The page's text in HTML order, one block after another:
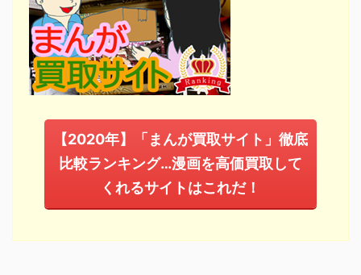
【2020年】「まんが買取サイト」徹底
比較ランキング…漫画を高価買取して
くれるサイトはこれだ！